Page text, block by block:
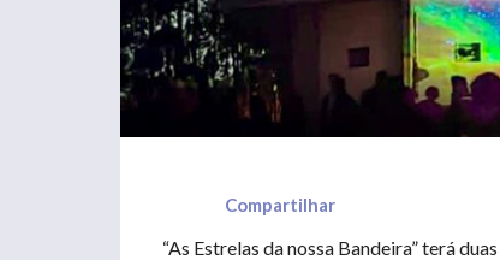
Compartilhar
“As Estrelas da nossa Bandeira” terá